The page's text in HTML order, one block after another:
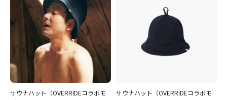
サウナハット（OVERRIDEコラボモ
サウナハット（OVERRIDEコラボモ